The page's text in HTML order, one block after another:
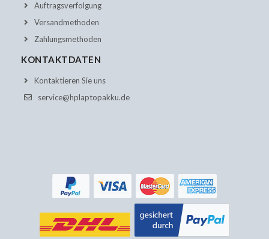
Auftragsverfolgung
Versandmethoden
Zahlungsmethoden
KONTAKTDATEN
Kontaktieren Sie uns
service@hplaptopakku.de